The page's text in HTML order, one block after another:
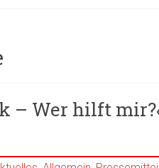
– Wer hilft